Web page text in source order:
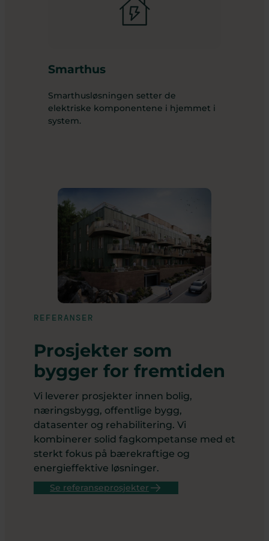
Smarthus
Smarthusløsningen setter de
elektriske komponentene i hjemmet i
system.
REFERANSER
Prosjekter som
bygger for fremtiden
Vi leverer prosjekter innen bolig,
næringsbygg, offentlige bygg,
datasenter og rehabilitering. Vi
kombinerer solid fagkompetanse med et
sterkt fokus på bærekraftige og
energieffektive løsninger.
Se referanseprosjekter